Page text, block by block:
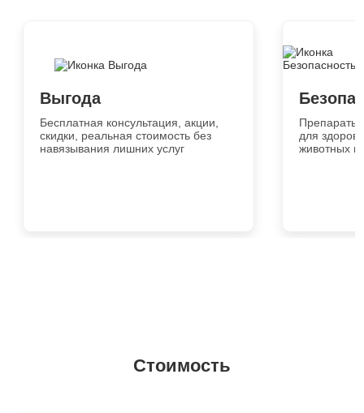
Выгода
Бесплатная консультация, акции,
скидки, реальная стоимость без
навязывания лишних услуг
Препараты
для
животных
Стоимость